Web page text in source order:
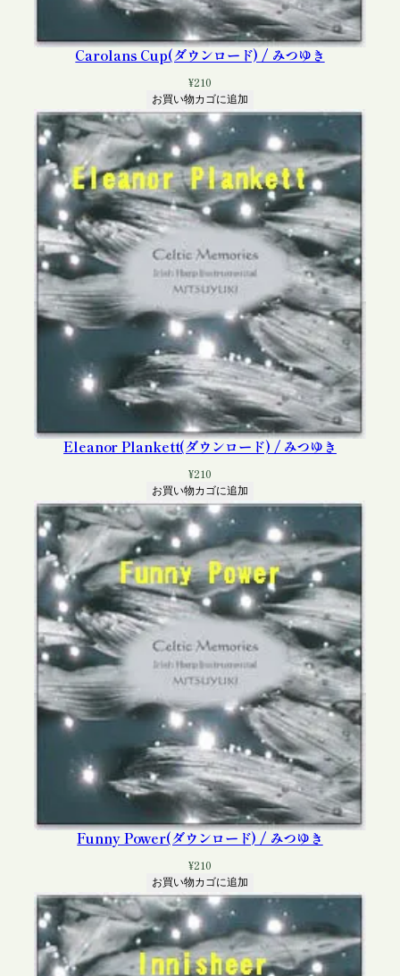
Carolans Cup(ダウンロード) / みつゆき
¥210
お買い物カゴに追加
Eleanor Plankett(ダウンロード) / みつゆき
¥210
お買い物カゴに追加
Funny Power(ダウンロード) / みつゆき
¥210
お買い物カゴに追加